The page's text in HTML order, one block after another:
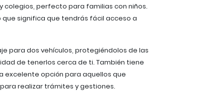
perfecto para familias con niños.
significa que tendrás fácil acceso a
para dos vehículos, protegiéndolos de las
de tenerlos cerca de ti. También tiene
excelente opción para aquellos que
realizar trámites y gestiones.